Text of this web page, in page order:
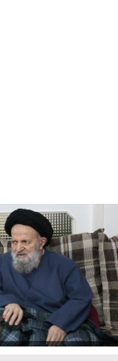
فیلم کامل